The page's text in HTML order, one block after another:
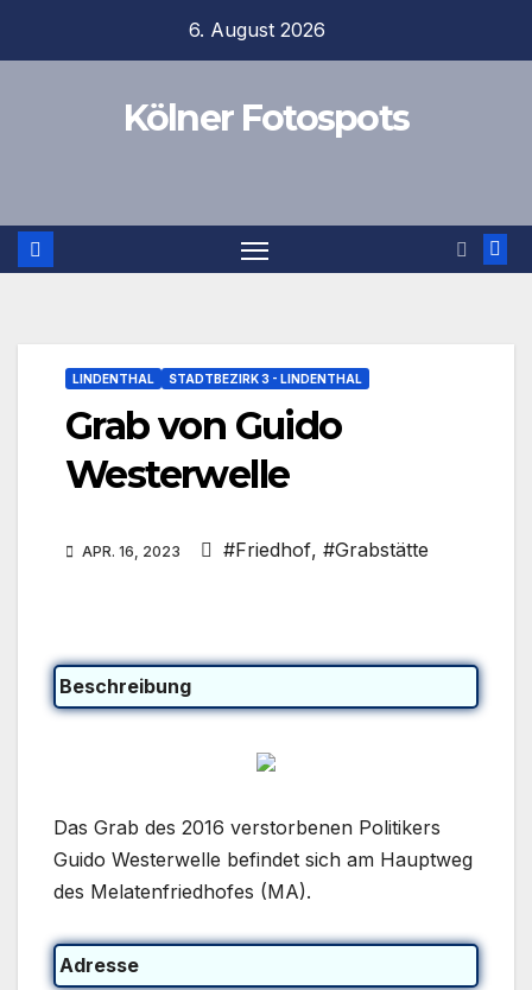
6. August 2026
Kölner Fotospots
LINDENTHAL STADTBEZIRK 3 - LINDENTHAL
Grab von Guido
Westerwelle
APR. 16, 2023 #Friedhof, #Grabstätte
Beschreibung
Das Grab des 2016 verstorbenen Politikers
Guido Westerwelle befindet sich am Hauptweg
des Melatenfriedhofes (MA).
Adresse